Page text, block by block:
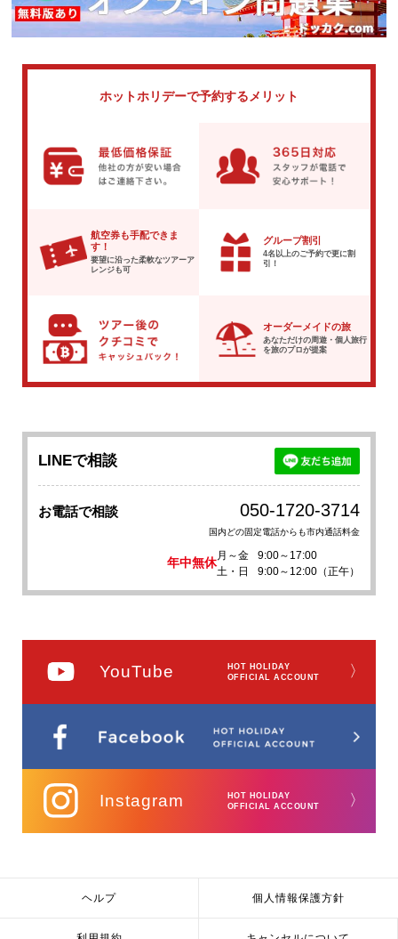
ホットホリデーで予約するメリット
航空券も手配できま
す！
要望に沿った柔軟なツアーア
レンジも可
グループ割引
4名以上のご予約で更に割
引！
オーダーメイドの旅
あなただけの周遊・個人旅行
を旅のプロが提案
LINEで相談
お電話で相談 050-1720-3714
国内どの固定電話からも市内通話料金
年中無休
月～金
9:00～17:00
土・日
9:00～12:00（正午）
YouTube
HOT HOLIDAY
OFFICIAL ACCOUNT
〉
Instagram
HOT HOLIDAY
OFFICIAL ACCOUNT
〉
ヘルプ 個人情報保護方針